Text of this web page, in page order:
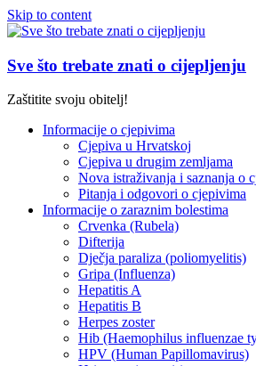
Skip to content
Sve što trebate znati o cijepljenju
Zaštitite svoju obitelj!
Informacije o cjepivima
Cjepiva u Hrvatskoj
Cjepiva u drugim zemljama
Nova istraživanja i saznanja o
Pitanja i odgovori o cjepivima
Informacije o zaraznim bolestima
Crvenka (Rubela)
Difterija
Dječja paraliza (poliomyelitis)
Gripa (Influenza)
Hepatitis A
Hepatitis B
Herpes zoster
Hib (Haemophilus influenzae
HPV (Human Papillomavirus)